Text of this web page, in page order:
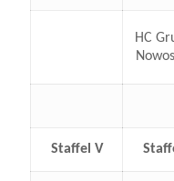
HC
Staffel V